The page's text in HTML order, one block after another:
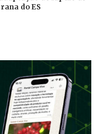
do ES